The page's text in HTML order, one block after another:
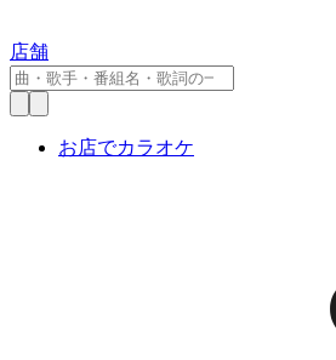
店舗
お店でカラオケ